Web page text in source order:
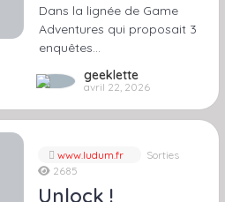
Dans la lignée de Game
Adventures qui proposait 3
enquêtes…
geeklette
avril 22, 2026
www.ludum.fr
Sorties
2685
Unlock !